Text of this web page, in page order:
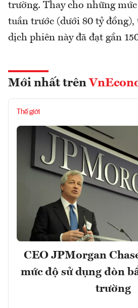
trường. Thay cho những
tuần trước (dưới 80 tỷ
dịch phiên này đã đạt gần
Mới nhất trên
Thế giới
CEO JPMorgan
mức độ sử dụng đòn
trường